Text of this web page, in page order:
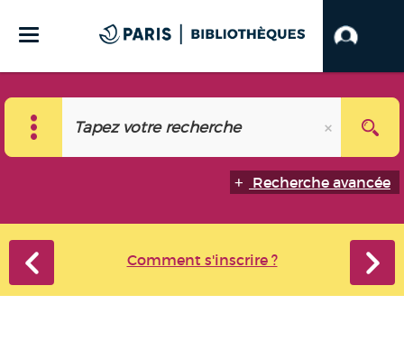
Recherche avancée
Comment s'inscrire ?